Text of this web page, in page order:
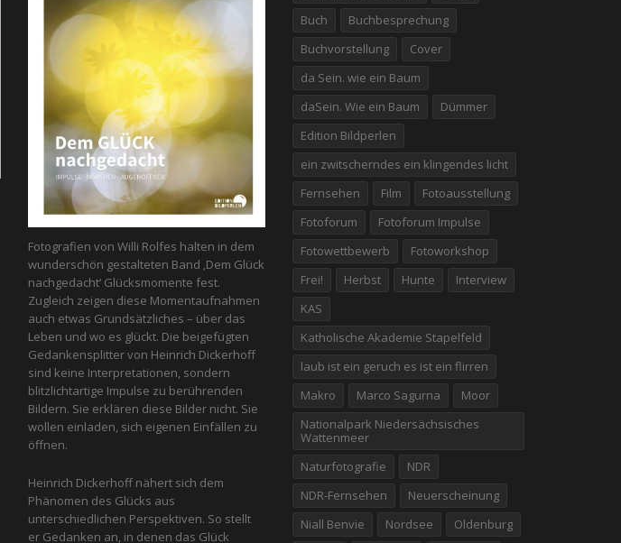
Fotografien von Willi Rolfes halten in dem
wunderschön gestalteten Band ‚Dem Glück
nachgedacht‘ Glücksmomente fest.
Zugleich zeigen diese Momentaufnahmen
auch etwas Grundsätzliches – über das
Leben und wo es glückt. Die beigefügten
Gedankensplitter von Heinrich Dickerhoff
sind keine Interpretationen, sondern
blitzlichtartige Impulse zu berührenden
Bildern. Sie erklären diese Bilder nicht. Sie
wollen einladen, sich eigenen Einfällen zu
öffnen.
Heinrich Dickerhoff nähert sich dem
Phänomen des Glücks aus
unterschiedlichen Perspektiven. So stellt
er Gedanken an, in denen das Glück
Buch
Buchbesprechung
Buchvorstellung
Cover
da Sein. wie ein Baum
daSein. Wie ein Baum
Dümmer
Edition Bildperlen
ein zwitscherndes ein klingendes licht
Fernsehen
Film
Fotoausstellung
Fotoforum
Fotoforum Impulse
Fotowettbewerb
Fotoworkshop
Frei!
Herbst Hunte
Interview
KAS
Katholische Akademie Stapelfeld
laub ist ein geruch es ist ein flirren
Makro
Marco Sagurna
Moor
Nationalpark Niedersächsisches
Wattenmeer
Naturfotografie
NDR
NDR-Fernsehen
Neuerscheinung
Niall Benvie
Nordsee Oldenburg